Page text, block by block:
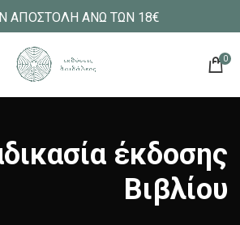
ΑΠΟΣΤΟΛΗ ΑΝΩ ΤΩΝ 18€
0
έκδοσης
Βιβλίου